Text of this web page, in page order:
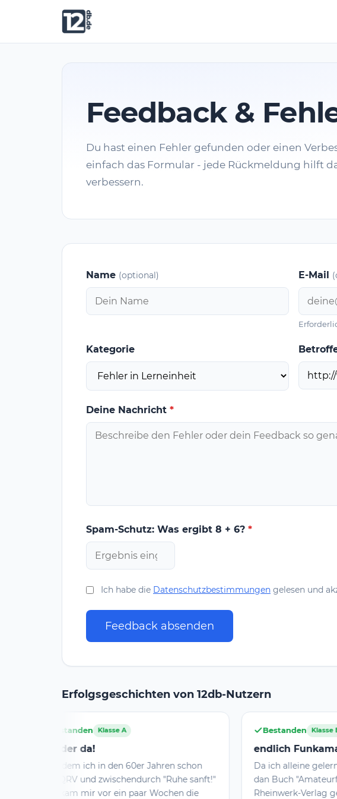
Feedback &
Du hast einen Fehler gefunden oder einen
einfach das Formular - jede Rückmeldung hilft
verbessern.
Name (optional) E-Mail
Kategorie
Deine Nachricht *
Spam-Schutz: Was ergibt 8 + 6? *
Ich habe die Datenschutzbestimmungen gelesen und
Feedback absenden
Erfolgsgeschichten von 12db-Nutzern
den 60er Jahren schon
"Ruhe sanft!"
ein paar Wochen die
endlich Funkamateur
Da ich alleine gelernt habe, wurde zuerst
dan Buch "Amateurfung! aus dem
Rheinwerk-Verlag gelesen, um einen